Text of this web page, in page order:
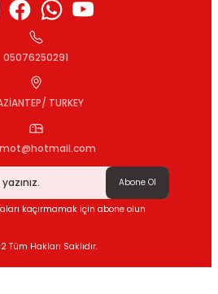
05076250291
TURKEY
Abone Ol
kaçırmamak için abone olun
Tüm Hakları Saklıdır.